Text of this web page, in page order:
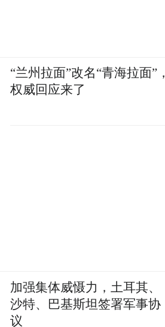
“兰州拉面”改名“青海拉面”，
权威回应来了
加强集体威慑力，土耳其、
沙特、巴基斯坦签署军事协
议